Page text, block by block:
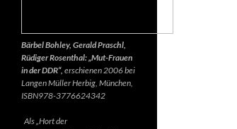
Bärbel Bohley, Gerald Praschl,
Rüdiger Rosenthal: „Mut-Frauen
in der DDR“, erschienen 2006 bei
Langen Müller Herbig, München,
ISBN978-3776624342
Als „Hort der